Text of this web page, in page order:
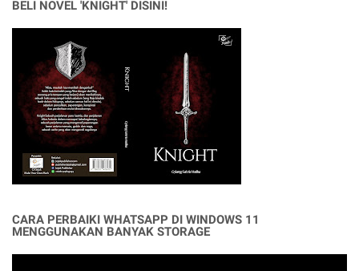
BELI NOVEL 'KNIGHT' DISINI!
CARA PERBAIKI WHATSAPP DI WINDOWS 11
MENGGUNAKAN BANYAK STORAGE